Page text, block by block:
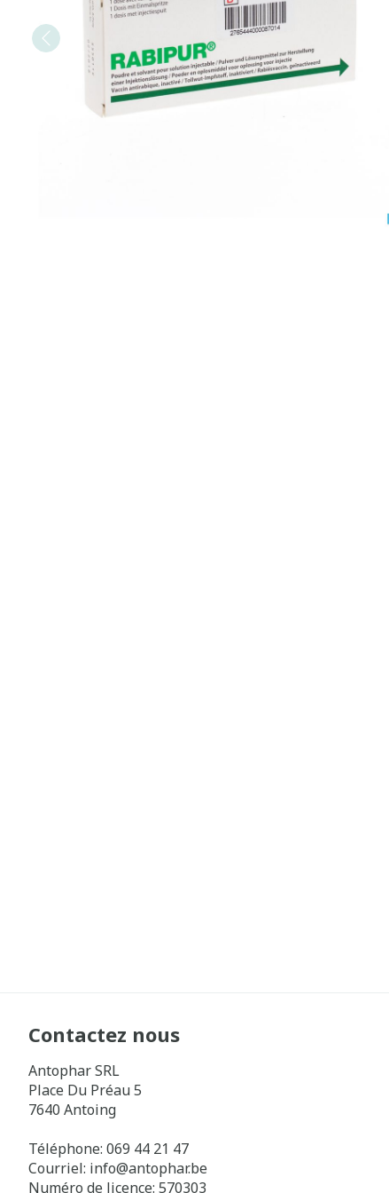
Contactez nous
Antophar SRL
Place Du Préau 5
7640 Antoing
Téléphone: 069 44 21 47
Courriel: info@antophar.be
Numéro de licence: 570303